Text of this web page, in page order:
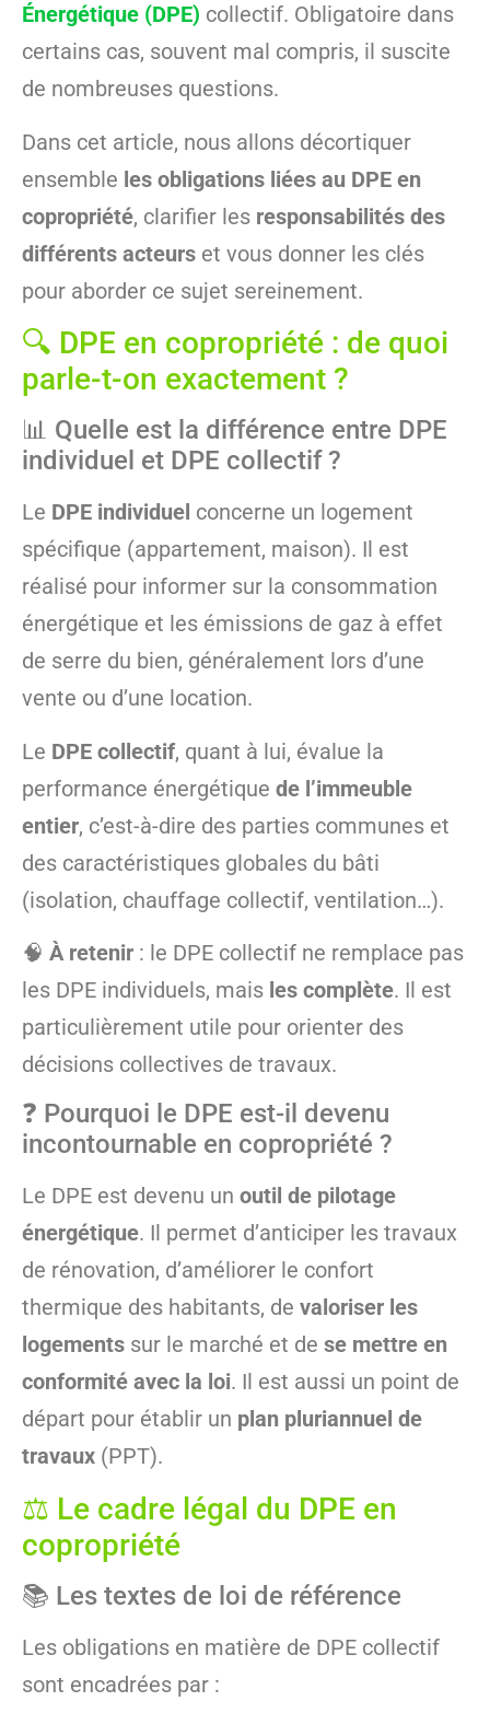
Énergétique (DPE) collectif. Obligatoire dans
certains cas, souvent mal compris, il suscite
de nombreuses questions.
Dans cet article, nous allons décortiquer
ensemble les obligations liées au DPE en
copropriété, clarifier les responsabilités des
différents acteurs et vous donner les clés
pour aborder ce sujet sereinement.
🔍 DPE en copropriété : de quoi
parle-t-on exactement ?
📊 Quelle est la différence entre DPE
individuel et DPE collectif ?
Le DPE individuel concerne un logement
spécifique (appartement, maison). Il est
réalisé pour informer sur la consommation
énergétique et les émissions de gaz à effet
de serre du bien, généralement lors d’une
vente ou d’une location.
Le DPE collectif, quant à lui, évalue la
performance énergétique de l’immeuble
entier, c’est-à-dire des parties communes et
des caractéristiques globales du bâti
(isolation, chauffage collectif, ventilation…).
🧠 À retenir : le DPE collectif ne remplace pas
les DPE individuels, mais les complète. Il est
particulièrement utile pour orienter des
décisions collectives de travaux.
❓ Pourquoi le DPE est-il devenu
incontournable en copropriété ?
Le DPE est devenu un outil de pilotage
énergétique. Il permet d’anticiper les travaux
de rénovation, d’améliorer le confort
thermique des habitants, de valoriser les
logements sur le marché et de se mettre en
conformité avec la loi. Il est aussi un point de
départ pour établir un plan pluriannuel de
travaux (PPT).
⚖️ Le cadre légal du DPE en
copropriété
📚 Les textes de loi de référence
Les obligations en matière de DPE collectif
sont encadrées par :